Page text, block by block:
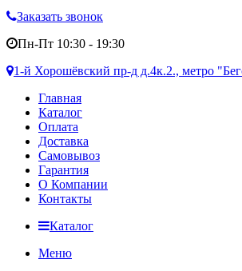
Заказать звонок
Пн-Пт 10:30 - 19:30
1-й Хорошёвский пр-д д.4к.2., метро
Главная
Каталог
Оплата
Доставка
Самовывоз
Гарантия
О Компании
Контакты
Каталог
Меню